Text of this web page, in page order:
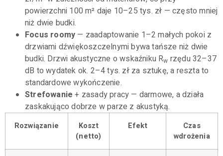
powierzchni 100 m² daje 10–25 tys. zł — często mniej
niż dwie budki.
Focus roomy — zaadaptowanie 1–2 małych pokoi z
drzwiami dźwiękoszczelnymi bywa tańsze niż dwie
budki. Drzwi akustyczne o wskaźniku Rw rzędu 32–37
dB to wydatek ok. 2–4 tys. zł za sztukę, a reszta to
standardowe wykończenie.
Strefowanie + zasady pracy — darmowe, a działa
zaskakująco dobrze w parze z akustyką.
Rozwiązanie
Koszt
(netto)
Efekt
Czas
wdrożenia